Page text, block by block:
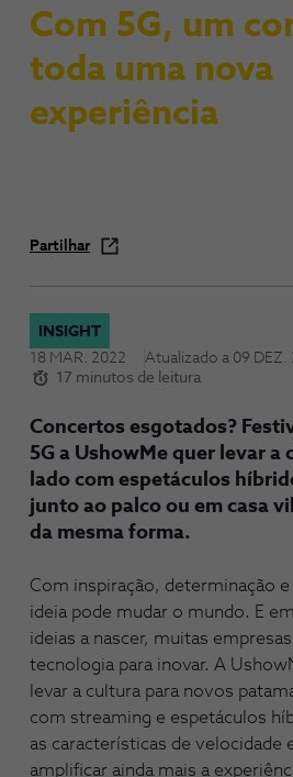
Com 5G, um
toda uma nova
experiência
Partilhar
INSIGHT
18 MAR. 2022
Atualizado a 09 DEZ.
17 minutos de leitura
Concertos esgotados?
5G a UshowMe quer levar a
lado com espetáculos
junto ao palco ou em casa
da mesma forma.
Com inspiração, determinação
ideia pode mudar o mundo. E
ideias a nascer, muitas
tecnologia para inovar. A
levar a cultura para novos
com streaming e espetáculos
as características de velocidade
amplificar ainda mais a